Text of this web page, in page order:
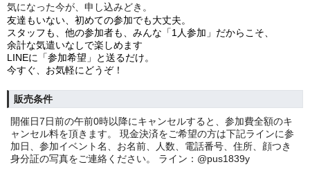
気になった今が、申し込みどき。
友達もいない、初めての参加でも大丈夫。
スタッフも、他の参加者も、みんな「1人参加」だからこそ、
余計な気遣いなしで楽しめます
LINEに「参加希望」と送るだけ。
今すぐ、お気軽にどうぞ！
販売条件
開催日7日前の午前0時以降にキャンセルすると、参加費全額のキ
ャンセル料を頂きます。 現金決済をご希望の方は下記ラインに参
加日、参加イベント名、お名前、人数、電話番号、住所、顔つき
身分証の写真をご連絡ください。 ライン：@pus1839y